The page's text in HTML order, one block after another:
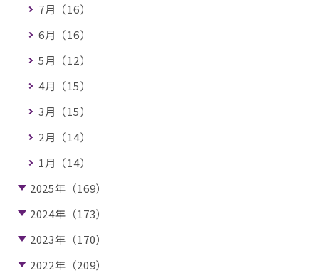
7月（16）
6月（16）
5月（12）
4月（15）
3月（15）
2月（14）
1月（14）
2025年（169）
2024年（173）
2023年（170）
2022年（209）